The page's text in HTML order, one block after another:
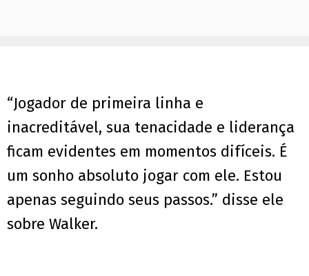
“Jogador de primeira linha e
inacreditável, sua tenacidade e liderança
ficam evidentes em momentos difíceis. É
um sonho absoluto jogar com ele. Estou
apenas seguindo seus passos.” disse ele
sobre Walker.